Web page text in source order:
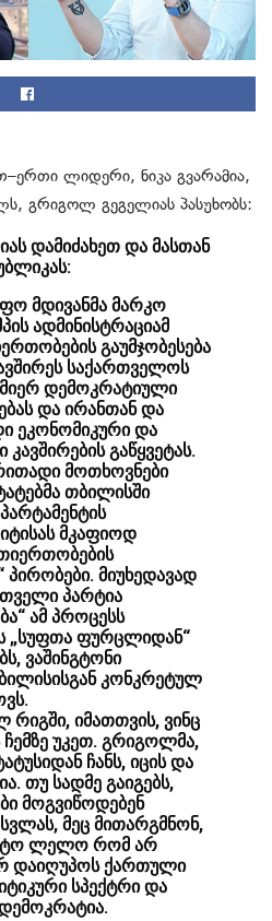
ლიდერი, ნიკა გვარამია,
გრიგოლ გეგელიას პასუხობს:
დამიძახეთ და მასთან
მდივანმა მარკო
ადმინისტრაციამ
გაუმჯობესება
საქართველოს
დემოკრატიული
და ირანთან და
ეკონომიკური და
გაწყვეტას.
მოთხოვნები
თბილისში
მკაფიოდ
პირობები. მიუხედავად
პარტია
ამ პროცესს
„სუფთა ფურცლიდან“
ვაშინგტონი
კონკრეტულ
იმათთვის, ვინც
უკეთ. გრიგოლმა,
ჩანს, იცის და
თუ სადმე გაიგებს,
მოგვიწოდებენ
მეც მითარგმნონ,
ლელო რომ არ
დაიღუპოს ქართული
სპექტრი და